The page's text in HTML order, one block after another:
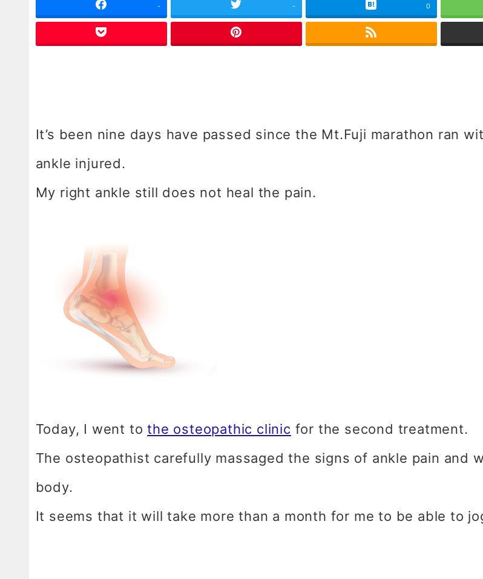
- - 0
It’s been nine days have passed since the Mt.Fuji marathon ran
ankle injured.
My right ankle still does not heal the pain.
Today, I went tothe osteopathic clinic for the second treatment.
The osteopathist carefully massaged the signs of ankle pain and
body.
It seems that it will take more than a month for me to be able to